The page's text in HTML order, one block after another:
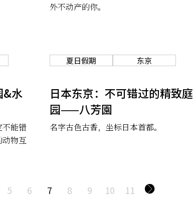
外不动产的你。
&水
不能错
物互
夏日假期 东京
日本东京：不可错过的精致庭
园——八芳園
名字古色古香，坐标日本首都。
5 6 7 8 9 10 11